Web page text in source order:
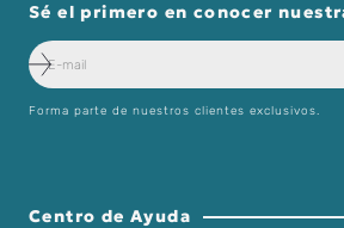
Sé el primero en conocer
Forma parte de nuestros clientes exclusivos.
Centro de Ayuda